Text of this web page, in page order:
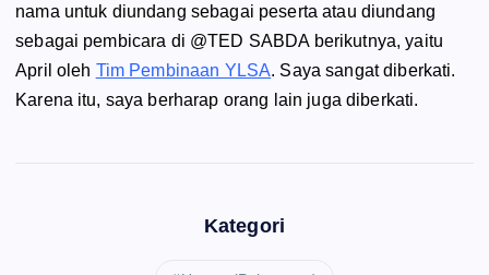
nama untuk diundang sebagai peserta atau diundang
sebagai pembicara di @TED SABDA berikutnya, yaitu
April oleh Tim Pembinaan YLSA. Saya sangat diberkati.
Karena itu, saya berharap orang lain juga diberkati.
Kategori